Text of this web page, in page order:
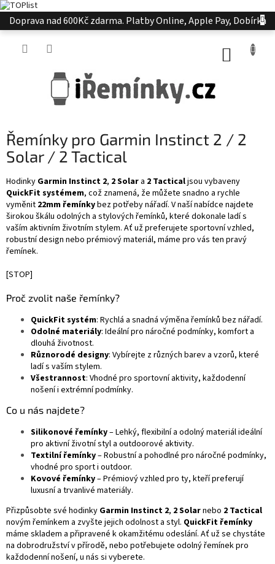
Přejít
na
Doprava nad 600Kč zdarma. Platby Online, Apple Pay, Dobírka
Řemínky pro Garmin Instinct 2 / 2
Solar / 2 Tactical
Hodinky Garmin Instinct 2, 2 Solar a 2 Tacticaljsou vybaveny
QuickFit systémem, což znamená, že můžete snadno a rychle
vyměnit 22mm řemínkybez potřeby nářadí. V naší nabídce najdete
širokou škálu odolných a stylových řemínků, které dokonale ladí s
vaším aktivním životním stylem. Ať už preferujete sportovní vzhled,
robustní design nebo prémiový materiál, máme pro vás ten pravý
řemínek.
[STOP]
Proč zvolit naše řemínky?
QuickFit systém: Rychlá a snadná výměna řemínků bez nářadí.
Odolné materiály: Ideální pro náročné podmínky, komfort a
dlouhá životnost.
Různorodé designy: Vybírejte z různých barev a vzorů, které
ladí s vaším stylem.
Všestrannost: Vhodné pro sportovní aktivity, každodenní
nošení i extrémní podmínky.
Co u nás najdete?
Silikonové řemínky– Lehký, flexibilní a odolný materiál ideální
pro aktivní životní styl a outdoorové aktivity.
Textilní řemínky– Robustní a pohodlné pro náročné podmínky,
vhodné pro sport i outdoor.
Kovové řemínky– Prémiový vzhled pro ty, kteří preferují
luxusní a trvanlivé materiály.
Přizpůsobte své hodinky Garmin Instinct 2, 2 Solarnebo 2 Tactical
novým řemínkem a zvyšte jejich odolnost a styl. QuickFit řemínky
máme skladem a připravené k okamžitému odeslání. Ať už se chystáte
na dobrodružství v přírodě, nebo potřebujete odolný řemínek pro
každodenní nošení, u nás si vyberete.